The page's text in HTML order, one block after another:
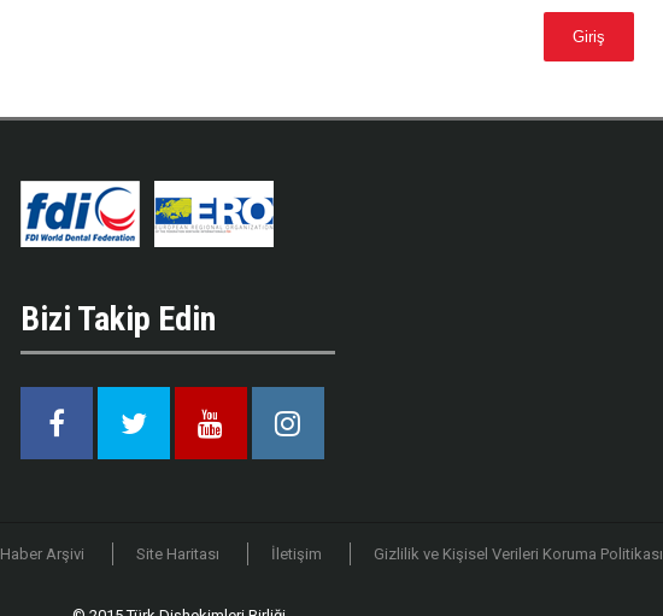
Bizi Takip Edin
Facebook Twitter Youtube Instagram
Haber Arşivi Site Haritası İletişim Gizlilik ve Kişisel Verileri Koruma Politikası